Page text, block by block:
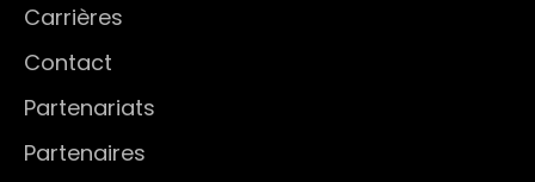
Carrières
Contact
Partenariats
Partenaires